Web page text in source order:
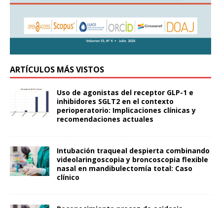
ARTÍCULOS MÁS VISTOS
Uso de agonistas del receptor GLP-1 e
inhibidores SGLT2 en el contexto
perioperatorio: Implicaciones clínicas y
recomendaciones actuales
Intubación traqueal despierta combinando
videolaringoscopia y broncoscopia flexible
nasal en mandibulectomía total: Caso
clínico